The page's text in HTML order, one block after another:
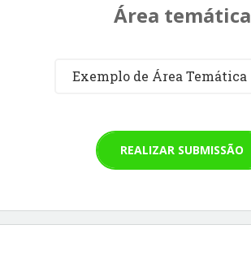
Área temática
Exemplo de Área Temática
REALIZAR SUBMISSÃO